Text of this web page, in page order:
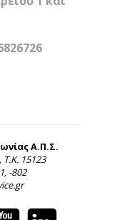
Α.Π.Σ.
15123
-802